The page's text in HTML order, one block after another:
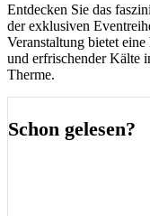
Entdecken Sie das
der exklusiven
Veranstaltung bietet
und erfrischender Kälte
Therme.
Schon gelesen?